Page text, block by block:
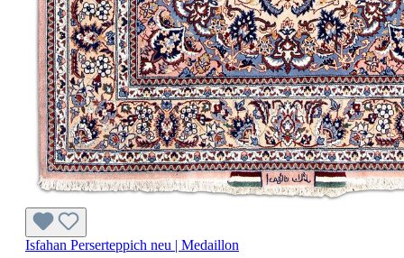
Isfahan Perserteppich neu | Medaillon